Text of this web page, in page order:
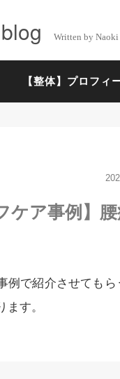
Written by
【整体】プロフィ
ケア事例】
例で紹介させても
ます。